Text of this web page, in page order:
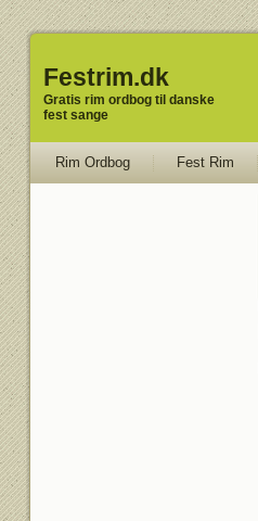
Festrim.dk
Gratis rim ordbog til danske
fest sange
Rim Ordbog Fest Rim